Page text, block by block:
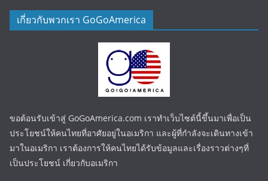
เกี่ยวกับพวกเรา GoGoAmerica
ขอต้อนรับเข้าสู่ GoGoAmerica.com เราทำเว็บไซต์นี้ขึ้นมาเพื่อเป็น
ประโยชน์ให้คนไทยที่อาศัยอยู่ในอเมริกา และผู้ที่กำลังจะเดินทางเข้า
มาในอเมริกา เราต้องการให้คนไทยได้รับข้อมูลและเรื่องราวต่างๆที่
เป็นประโยชน์ เกี่ยวกับอเมริกา